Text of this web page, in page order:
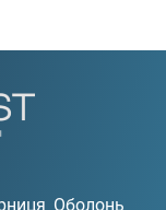
Оболонь